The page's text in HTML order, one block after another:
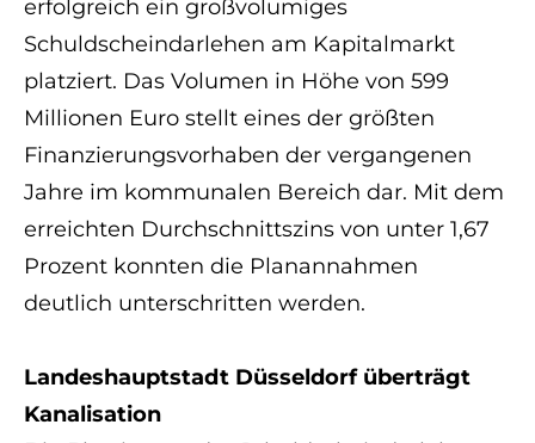
erfolgreich ein großvolumiges
Schuldscheindarlehen am Kapitalmarkt
platziert. Das Volumen in Höhe von 599
Millionen Euro stellt eines der größten
Finanzierungsvorhaben der vergangenen
Jahre im kommunalen Bereich dar. Mit dem
erreichten Durchschnittszins von unter 1,67
Prozent konnten die Planannahmen
deutlich unterschritten werden.
Landeshauptstadt Düsseldorf überträgt
Kanalisation